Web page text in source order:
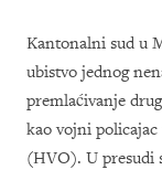
Kantonalni sud u
ubistvo jednog
premlaćivanje
kao vojni
(HVO). U presudi